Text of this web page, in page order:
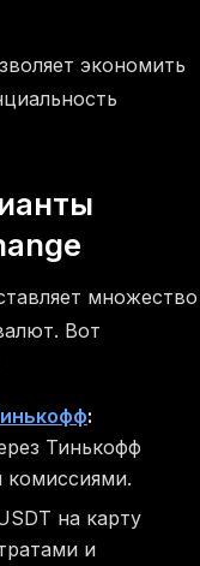
экономить
множество
Вот
:
Тинькофф
комиссиями.
на карту
и